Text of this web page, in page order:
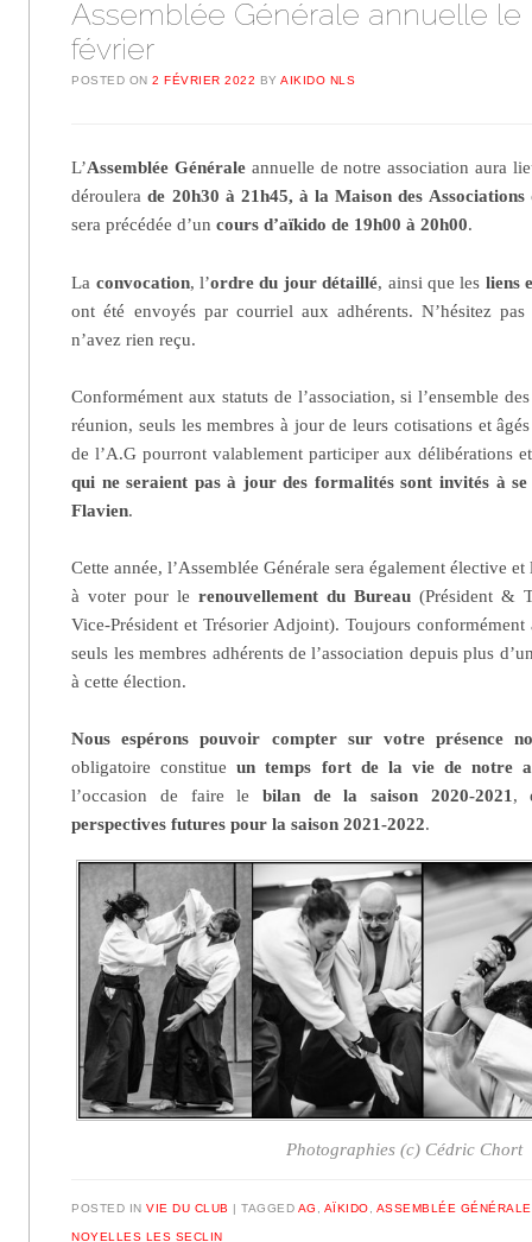
Assemblée Générale annuelle le
février
POSTED ON2 FÉVRIER 2022 BYAIKIDO NLS
L’Assemblée Générale annuelle de notre association aura
déroulerade 20h30 à 21h45, à la Maison des
sera précédée d’uncours d’aïkido de 19h00 à 20h00.
La convocation, l’ordre du jour détaillé, ainsi que les liens
ont été envoyés par courriel aux adhérents. N’hésitez
n’avez rien reçu.
Conformément aux statuts de l’association, si l’ensemble
réunion, seuls les membres à jour de leurs cotisations et
de l’A.G pourront valablement participer aux délibérations
qui ne seraient pas à jour des formalités sont invités à
Flavien.
Cette année, l’Assemblée Générale sera également élective
à voter pour lerenouvellement du Bureau (Président &
Vice-Président et Trésorier Adjoint). Toujours conformément
seuls les membres adhérents de l’association depuis plus
à cette élection.
Nous espérons pouvoir compter sur votre présence
obligatoire constitue un temps fort de la vie de notre
l’occasion de faire le bilan de la saison 2020-2021,
perspectives futures pour la saison 2021-2022.
Photographies (c) Cédric Chort
POSTED INVIE DU CLUB |TAGGED AG AÏKIDO ASSEMBLÉE GÉNÉRALE
NOYELLES LES SECLIN